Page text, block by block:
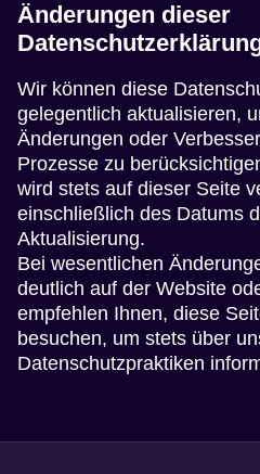
Änderungen dieser
Wir können diese
gelegentlich aktualisieren,
Änderungen oder
Prozesse zu
wird stets auf dieser Seite
einschließlich des Datums
Aktualisierung.
Bei wesentlichen
deutlich auf der Website
empfehlen Ihnen, diese
besuchen, um stets über
Datenschutzpraktiken